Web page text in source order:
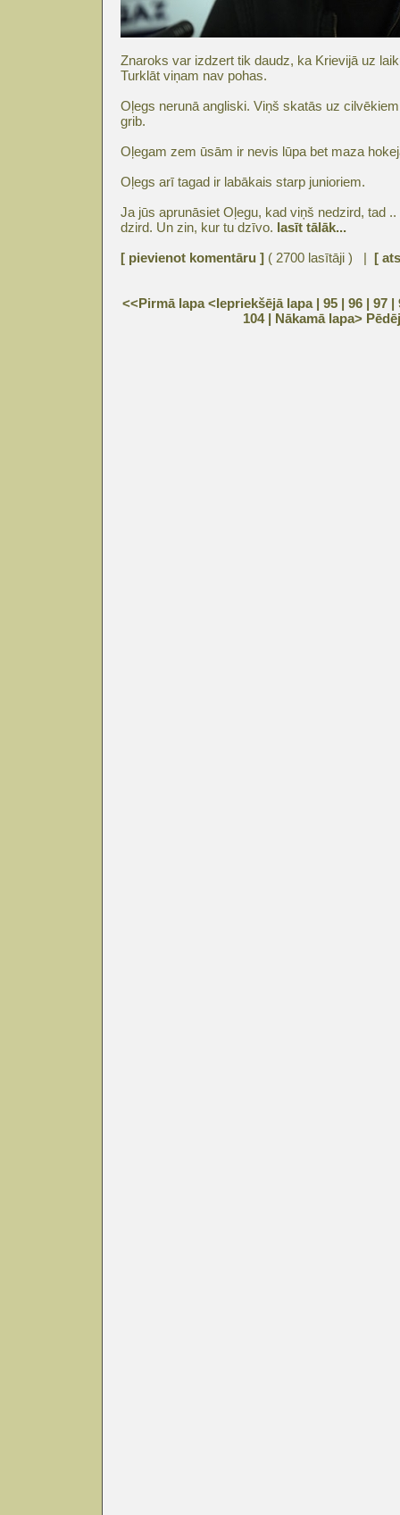
Znaroks var izdzert tik daudz, ka Krievijā uz
Turklāt viņam nav pohas.
Oļegs nerunā angliski. Viņš skatās uz
grib.
Oļegam zem ūsām ir nevis lūpa bet maza
Oļegs arī tagad ir labākais starp junioriem.
Ja jūs aprunāsiet Oļegu, kad viņš nedzird, tad
dzird. Un zin, kur tu dzīvo. lasīt tālāk...
[ pievienot komentāru ] ( 2700 lasītāji ) | [
<<Pirmā lapa<Iepriekšējā lapa | 95 | 96 | 97 |
104| Nākamā lapa>